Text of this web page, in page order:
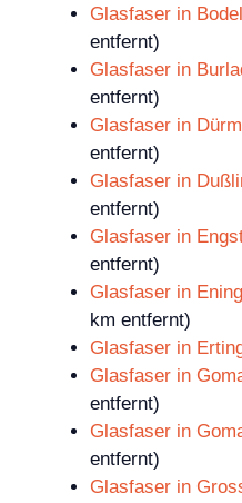
Glasfaser in
entfernt)
Glasfaser in
entfernt)
Glasfaser in
entfernt)
Glasfaser in
entfernt)
Glasfaser in
entfernt)
Glasfaser in
km entfernt)
Glasfaser in
Glasfaser in
entfernt)
Glasfaser in
entfernt)
Glasfaser in